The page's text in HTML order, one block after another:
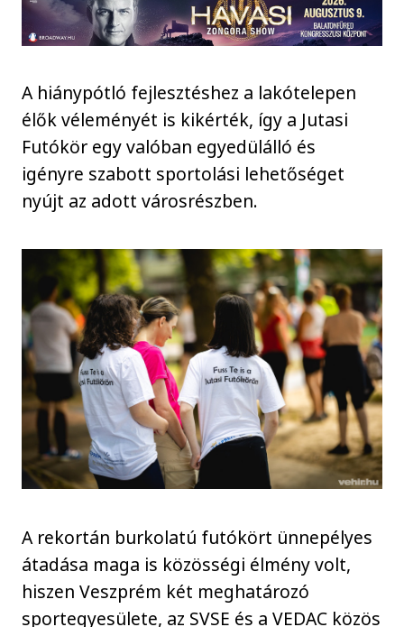
A hiánypótló fejlesztéshez a lakótelepen
élők véleményét is kikérték, így a Jutasi
Futókör egy valóban egyedülálló és
igényre szabott sportolási lehetőséget
nyújt az adott városrészben.
A rekortán burkolatú futókört ünnepélyes
átadása maga is közösségi élmény volt,
hiszen Veszprém két meghatározó
sportegyesülete, az SVSE és a VEDAC közös